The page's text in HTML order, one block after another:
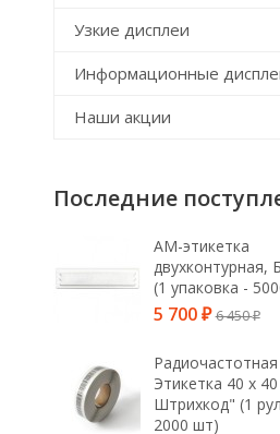
Узкие дисплеи
Информационные
Наши акции
Последние
АМ-этикетка
двухконтурная,
(1 упаковка -
5 700 ₽ 6 450₽
Радиочастотная
Этикетка 40 х
Штрихкод" (1
2000 шт)